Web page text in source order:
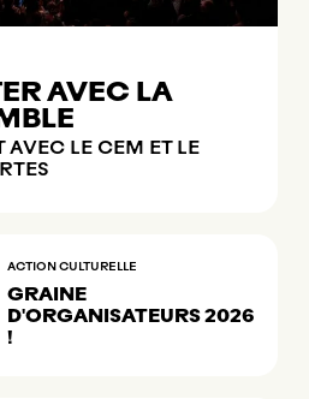
AVEC LA
AVEC LE CEM ET LE
ACTION CULTURELLE
GRAINE
D'ORGANISATEURS 2026
!